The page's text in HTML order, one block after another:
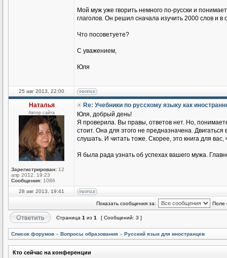
Мой муж уже гворить немного по-русски и
глаголов. Он решил сначала изучить 2000 слов и
Что посоветуете?
С уважением,
Юля
25 авг 2013, 22:00
Наталья
Автор сайта
Зарегистрирован: 12
апр 2012, 19:23
Сообщения: 1086
Re: Учебники по русскому языку как
Юля, добрый день!
Я проверила. Вы правы, ответов нет. Но,
стоит. Она для этого не предназначена.
слушать. И читать тоже. Скорее, это книга для
Я была рада узнать об успехах вашего мужа.
28 авг 2013, 19:41
Показать сообщения за: Поле
Страница 1 из 1 [ Сообщений: 3 ]
Список форумов » Вопросы образования » Русский язык для иностранцев
Кто сейчас на конференции